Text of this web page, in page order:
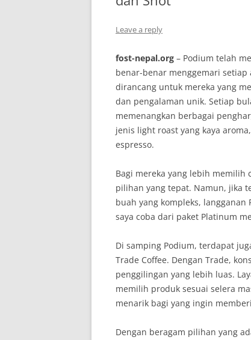
Leave a reply
fost-nepal.org – Podium telah
benar-benar menggemari
dirancang untuk mereka yang
dan pengalaman unik. Setiap
memenangkan berbagai
jenis light roast yang kaya
espresso.
Bagi mereka yang lebih memilih
pilihan yang tepat. Namun, jika
buah yang kompleks, langganan
saya coba dari paket Platinum
Di samping Podium, terdapat
Trade Coffee. Dengan Trade,
penggilingan yang lebih luas.
memilih produk sesuai selera
menarik bagi yang ingin
Dengan beragam pilihan yang